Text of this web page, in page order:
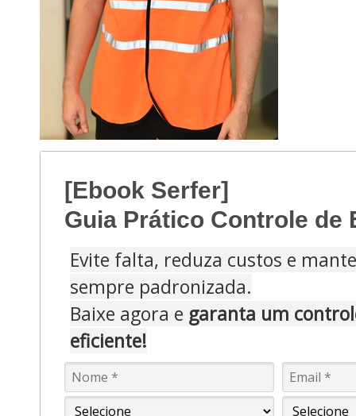
[Ebook Serfer]
Guia Prático Controle de
Evite falta, reduza custos e
sempre padronizada.
Baixe agora e garanta um
eficiente!